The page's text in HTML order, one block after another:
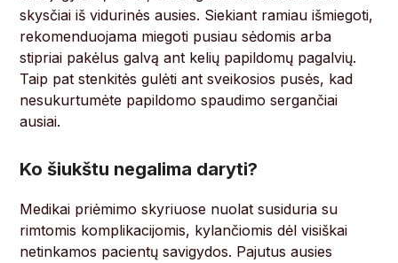
skysčiai iš vidurinės ausies. Siekiant ramiau išmiegoti,
rekomenduojama miegoti pusiau sėdomis arba
stipriai pakėlus galvą ant kelių papildomų pagalvių.
Taip pat stenkitės gulėti ant sveikosios pusės, kad
nesukurtumėte papildomo spaudimo sergančiai
ausiai.
Ko šiukštu negalima daryti?
Medikai priėmimo skyriuose nuolat susiduria su
rimtomis komplikacijomis, kylančiomis dėl visiškai
netinkamos pacientų savigydos. Pajutus ausies